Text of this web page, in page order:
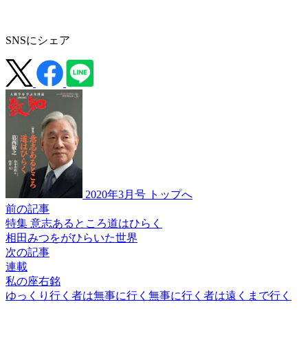
SNSにシェア
2020年3月号 トップへ
前の記事
特集 意志あるところ道はひらく
相田みつをがひらいた世界
次の記事
連載
私の座右銘
ゆっくり行く者は無事に行く 無事に行く者は遠くまで行く